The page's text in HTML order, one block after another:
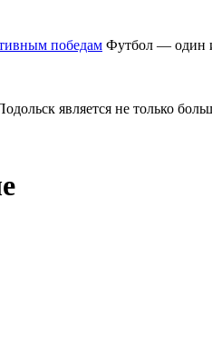
победам Футбол — один
является не только